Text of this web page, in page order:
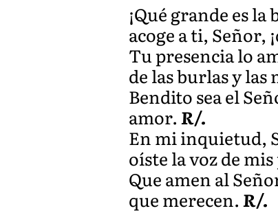
¡Qué grande es
acoge a ti, Señor,
Tu presencia lo
de las burlas y
Bendito sea el
amor.R/.
En mi inquietud,
oíste la voz de
Que amen al
que merecen.R/.